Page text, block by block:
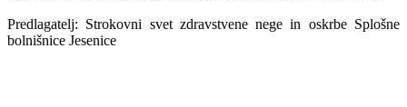
Predlagatelj: Strokovni svet zdravstvene nege in oskrbe Splošne
bolnišnice Jesenice